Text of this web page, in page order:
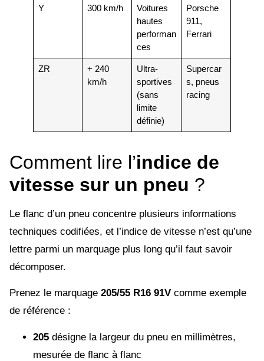
Y 300 km/h
Voitures
hautes
performan
ces
Porsche
911,
Ferrari
ZR
+ 240
km/h
Ultra-
sportives
(sans
limite
définie)
Supercar
s, pneus
racing
Comment lire l’indice de
vitesse sur un pneu ?
Le flanc d’un pneu concentre plusieurs informations
techniques codifiées, et l’indice de vitesse n’est qu’une
lettre parmi un marquage plus long qu’il faut savoir
décomposer.
Prenez le marquage 205/55 R16 91V comme exemple
de référence :
205 désigne la largeur du pneu en millimètres,
mesurée de flanc à flanc